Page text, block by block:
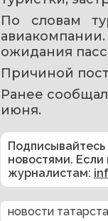
По словам
ожидания
Причиной
Ранее
июня.
новостями.
журналистам:
новости